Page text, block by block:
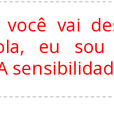
vai
eu